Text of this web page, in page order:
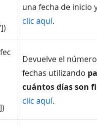
una fecha de inicio
clic aquí.
Devuelve el
fechas utilizando
cuántos días son
clic aquí.